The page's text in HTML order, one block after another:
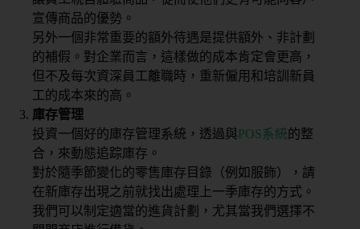
宣傳商品的優勢。
另外一個非常重要的額外待遇是提供額外、非計劃
的補假。對企業而言，這樣做的成本肯定會更高，
但不及每次資深員工離職時，重新僱用和培訓新員
工的成本來的高。
庫存管理
投資一個好的庫存管理系統，透過與POS系統的整
合，來動態追踪庫存。
對於隨季節變化的零售庫存目錄（例如服飾），請
在新庫存出現之前就找出處理上一季庫存的方式。
我們可以制定適當的進貨計劃，尤其當我們選擇不